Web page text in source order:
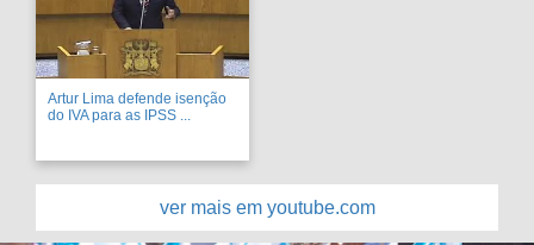
Artur Lima defende isenção
do IVA para as IPSS ...
ver mais em youtube.com